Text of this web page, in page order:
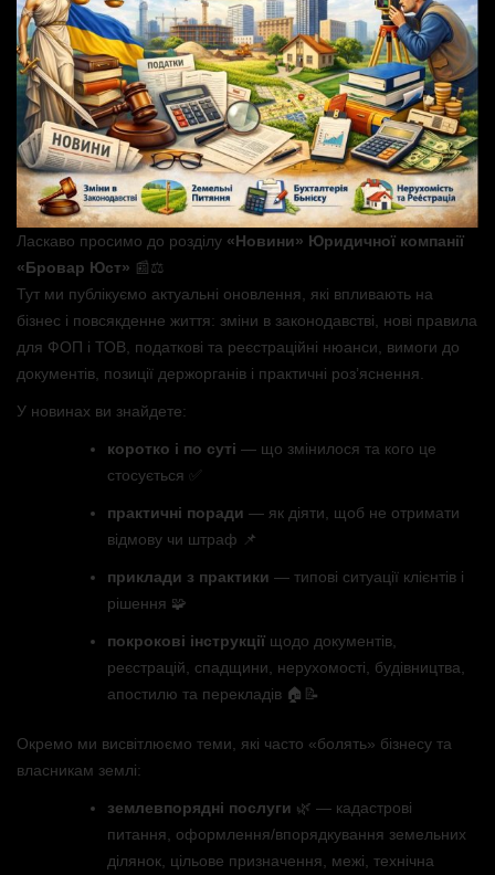
Ласкаво просимо до розділу «Новини» Юридичної компанії
«Бровар Юст» 📰⚖️
Тут ми публікуємо актуальні оновлення, які впливають на
бізнес і повсякденне життя: зміни в законодавстві, нові правила
для ФОП і ТОВ, податкові та реєстраційні нюанси, вимоги до
документів, позиції держорганів і практичні роз’яснення.
У новинах ви знайдете:
коротко і по суті — що змінилося та кого це
стосується ✅
практичні поради — як діяти, щоб не отримати
відмову чи штраф 📌
приклади з практики — типові ситуації клієнтів і
рішення 🧩
покрокові інструкції щодо документів,
реєстрацій, спадщини, нерухомості, будівництва,
апостилю та перекладів 🏠📝
Окремо ми висвітлюємо теми, які часто «болять» бізнесу та
власникам землі:
землевпорядні послуги 🌿 — кадастрові
питання, оформлення/впорядкування земельних
ділянок, цільове призначення, межі, технічна